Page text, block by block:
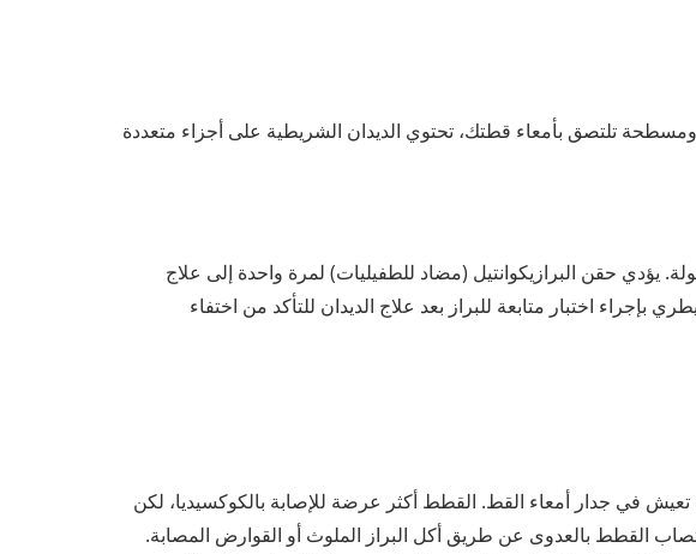
تلتصق بأمعاء قطتك، تحتوي الديدان الشريطية على أجزاء متعددة
يؤدي حقن البرازيكوانتيل (مضاد للطفيليات) لمرة واحدة إلى علاج
بإجراء اختبار متابعة للبراز بعد علاج الديدان للتأكد من اختفاء
في جدار أمعاء القط. القطط أكثر عرضة للإصابة بالكوكسيديا، لكن
القطط بالعدوى عن طريق أكل البراز الملوث أو القوارض المصابة.